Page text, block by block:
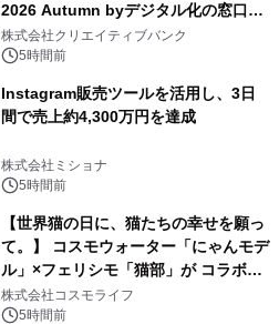
2026 Autumn byデジタル化の窓口」
開催
株式会社クリエイティブバンク
5時間前
Instagram販売ツールを活用し、3日
間で売上約4,300万円を達成
株式会社ミショナ
5時間前
【世界猫の日に、猫たちの幸せを願っ
て。】 コスモウォーター「にゃんモデ
ル」×フェリシモ「猫部」が コラボキ
ャンペーンを実施
株式会社コスモライフ
5時間前